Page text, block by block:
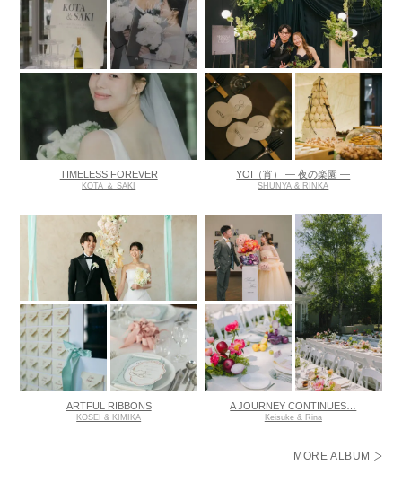
TIMELESS FOREVER
KOTA ＆ SAKI
YOI（宵） ― 夜の楽園 ―
SHUNYA & RINKA
ARTFUL RIBBONS
KOSEI & KIMIKA
A JOURNEY CONTINUES…
Keisuke & Rina
MORE ALBUM